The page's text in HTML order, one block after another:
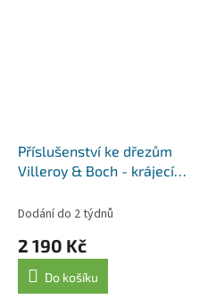
Příslušenství ke dřezům
Villeroy & Boch - krájecí
Dodání do 2 týdnů
2 190 Kč
Do košíku